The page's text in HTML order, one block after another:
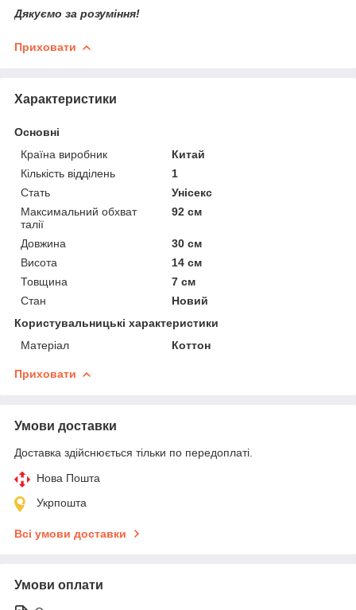
Дякуємо за розуміння!
Приховати
Характеристики
Основні
Країна виробник
Китай
Кількість відділень
1
Стать
Унісекс
Максимальний обхват
талії
92 см
Довжина
30 см
Висота
14 см
Товщина
7 см
Стан
Новий
Користувальницькі характеристики
Матеріал
Коттон
Приховати
Умови доставки
Доставка здійснюється тільки по передоплаті.
Нова Пошта
Укрпошта
Всі умови доставки
Умови оплати